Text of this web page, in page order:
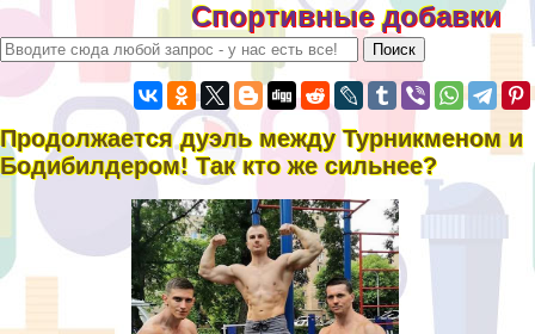
Спортивные добавки
Продолжается дуэль между Турникменом и
Бодибилдером! Так кто же сильнее?